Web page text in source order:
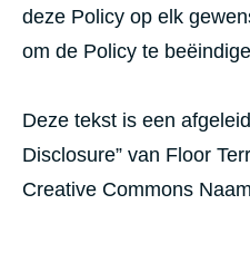
deze Policy op elk
om de Policy te
Deze tekst is een
Disclosure” van Floor
Creative Commons